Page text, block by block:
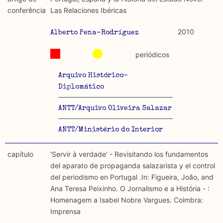
académicos.
Limitações
produzidos até 2022, contudo não foi possível ter acesso
discurso e uso da liberdade de expressão. Trata-se de
uma censura que é omnipresente, dado que é
Regulatória e Constitutiva : são combinadas ambas
abordagens.
Tipo investigação realizada
Empírica
Combinação teórico-empírica
Os resultados obtidos podem ser exportados em formato
.csv para importação em programas de folha de cálculo
conferência
Las Relaciones Ibéricas
Alberto Pena-Rodríguez 2010
Arquivo Histórico-
Diplomático
ANTT/Arquivo Oliveira Salazar
ANTT/Ministério do Interior
periódicos
capítulo
'Servir à verdade' - Revisitando los fundamentos
del aparato de propaganda salazarista y el control
del periodismo en Portugal .In: Figueira, João, and
Ana Teresa Peixinho. O Jornalismo e a História - :
Homenagem a Isabel Nobre Vargues. Coimbra:
Imprensa